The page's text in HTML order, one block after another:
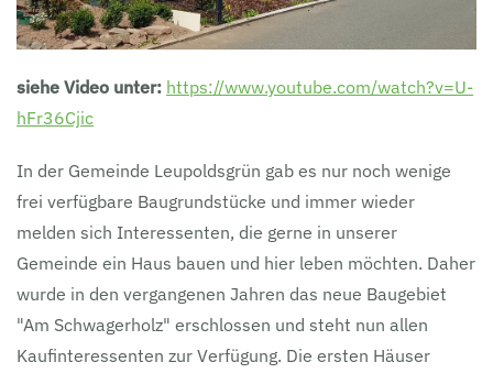
siehe Video unter: https://www.youtube.com/watch?v=U-
hFr36Cjic
In der Gemeinde Leupoldsgrün gab es nur noch wenige
frei verfügbare Baugrundstücke und immer wieder
melden sich Interessenten, die gerne in unserer
Gemeinde ein Haus bauen und hier leben möchten. Daher
wurde in den vergangenen Jahren das neue Baugebiet
"Am Schwagerholz" erschlossen und steht nun allen
Kaufinteressenten zur Verfügung. Die ersten Häuser